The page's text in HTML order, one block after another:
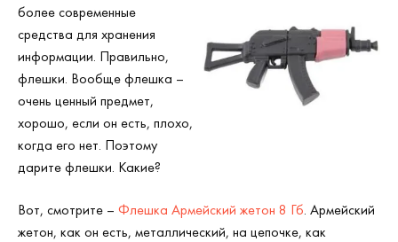
более современные
средства для хранения
информации. Правильно,
флешки. Вообще флешка –
очень ценный предмет,
хорошо, если он есть, плохо,
когда его нет. Поэтому
дарите флешки. Какие?
Вот, смотрите – Флешка Армейский жетон 8 Гб. Армейский
жетон, как он есть, металлический, на цепочке, как